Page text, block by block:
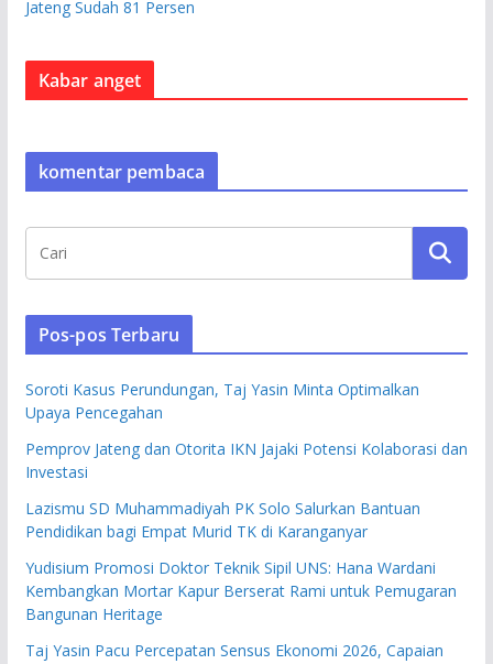
Jateng Sudah 81 Persen
Kabar anget
komentar pembaca
Pos-pos Terbaru
Soroti Kasus Perundungan, Taj Yasin Minta Optimalkan
Upaya Pencegahan
Pemprov Jateng dan Otorita IKN Jajaki Potensi Kolaborasi dan
Investasi
Lazismu SD Muhammadiyah PK Solo Salurkan Bantuan
Pendidikan bagi Empat Murid TK di Karanganyar
Yudisium Promosi Doktor Teknik Sipil UNS: Hana Wardani
Kembangkan Mortar Kapur Berserat Rami untuk Pemugaran
Bangunan Heritage
Taj Yasin Pacu Percepatan Sensus Ekonomi 2026, Capaian